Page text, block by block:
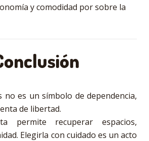
y comodidad por sobre la
no es un símbolo de dependencia,
de libertad.
permite recuperar espacios,
Elegirla con cuidado es un acto